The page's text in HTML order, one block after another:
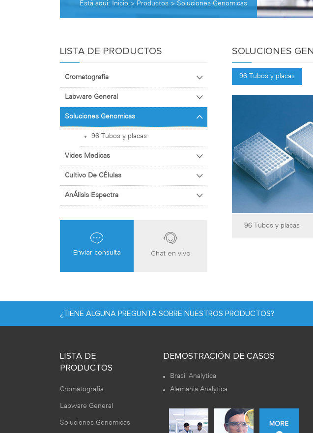
Está aquí: Inicio > Productos > Soluciones Genomicas
LISTA DE PRODUCTOS
Cromatografia
Labware General
Soluciones Genomicas
96 Tubos y placas
Vides Medicas
Cultivo De CÉlulas
AnÁlisis Espectra
Enviar consulta Chat en vivo
SOLUCIONES
96 Tubos y placas
96 Tubos y placas
¿TIENE ALGUNA PREGUNTA SOBRE NUESTROS PRODUCTOS?
LISTA DE
PRODUCTOS
Cromatografia
Labware General
Soluciones Genomicas
DEMOSTRACIÓN DE CASOS
Brasil Analytica
Alemania Analytica